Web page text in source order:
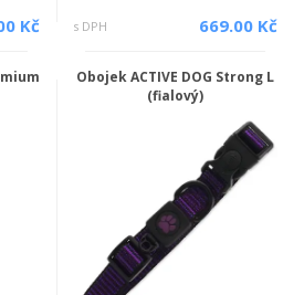
Kč s DPH 669.00 Kč
Obojek ACTIVE DOG Strong L
(fialový)